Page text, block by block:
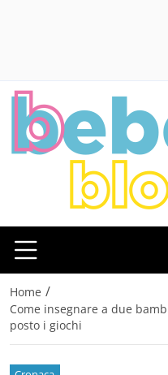
Home /
Come insegnare a due
posto i giochi